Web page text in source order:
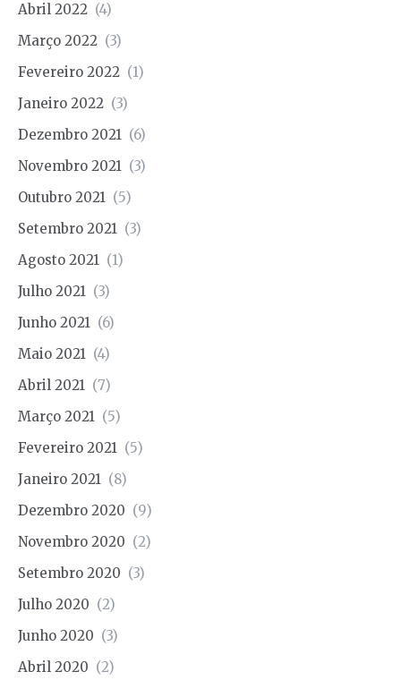
Abril 2022 (4)
Março 2022 (3)
Fevereiro 2022 (1)
Janeiro 2022 (3)
Dezembro 2021 (6)
Novembro 2021 (3)
Outubro 2021 (5)
Setembro 2021 (3)
Agosto 2021 (1)
Julho 2021 (3)
Junho 2021 (6)
Maio 2021 (4)
Abril 2021 (7)
Março 2021 (5)
Fevereiro 2021 (5)
Janeiro 2021 (8)
Dezembro 2020 (9)
Novembro 2020 (2)
Setembro 2020 (3)
Julho 2020 (2)
Junho 2020 (3)
Abril 2020 (2)